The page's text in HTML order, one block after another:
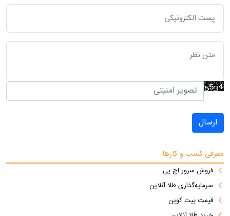
ارسال
معرفی کسب و کارها
فروش سرور اچ پی
سرمایه‌گذاری طلا آنلاین
قیمت بیت کوین